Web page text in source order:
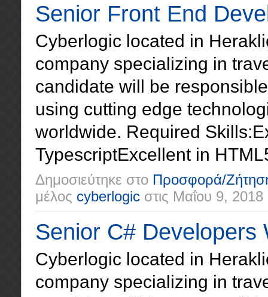
Senior Front End
Cyberlogic located in
company specializing in
candidate will be
using cutting edge
worldwide. Required
TypescriptExcellent in
Δημοσιεύτηκε στο Προσφορά/
μέλος cyberlogic στις Μαΐου 9, 2018
Senior C# Developers
Cyberlogic located in
company specializing in